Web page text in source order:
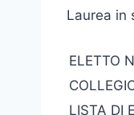
Laurea in
ELETTO
LISTA DI